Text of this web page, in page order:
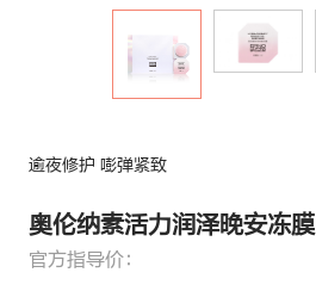
逾夜修护 嘭弹紧致
奥伦纳素活力润泽晚安冻膜
官方指导价：